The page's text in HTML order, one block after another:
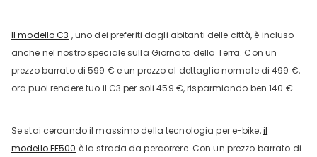
Il modello C3 , uno dei preferiti dagli abitanti delle città, è incluso
anche nel nostro speciale sulla Giornata della Terra. Con un
prezzo barrato di 599 € e un prezzo al dettaglio normale di 499 €,
ora puoi rendere tuo il C3 per soli 459 €, risparmiando ben 140 €.
Se stai cercando il massimo della tecnologia per e-bike,il
modello FF500 è la strada da percorrere. Con un prezzo barrato di